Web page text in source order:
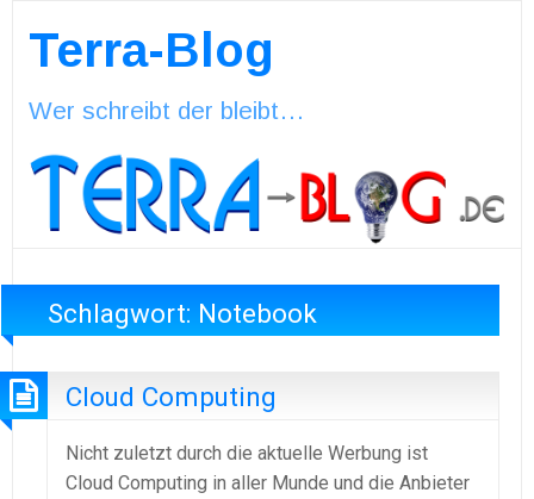
Terra-Blog
Wer schreibt der bleibt…
Schlagwort: Notebook
Cloud Computing
Nicht zuletzt durch die aktuelle Werbung ist
Cloud Computing in aller Munde und die Anbieter